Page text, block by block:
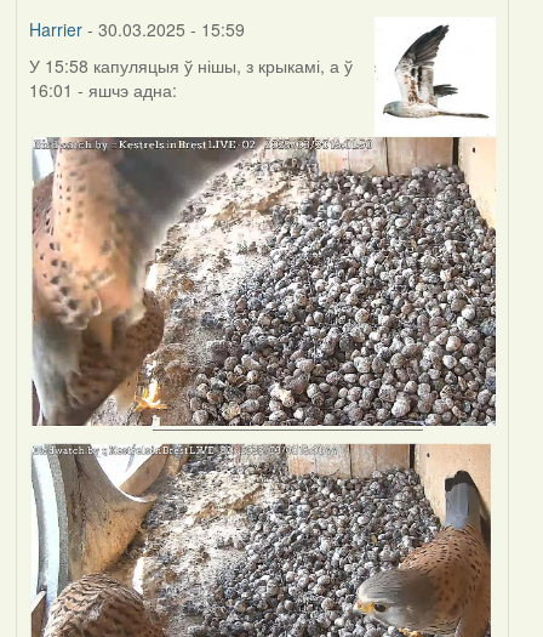
Harrier- 30.03.2025 - 15:59
У 15:58 капуляцыя ў нішы, з крыкамі, а ў
16:01 - яшчэ адна: